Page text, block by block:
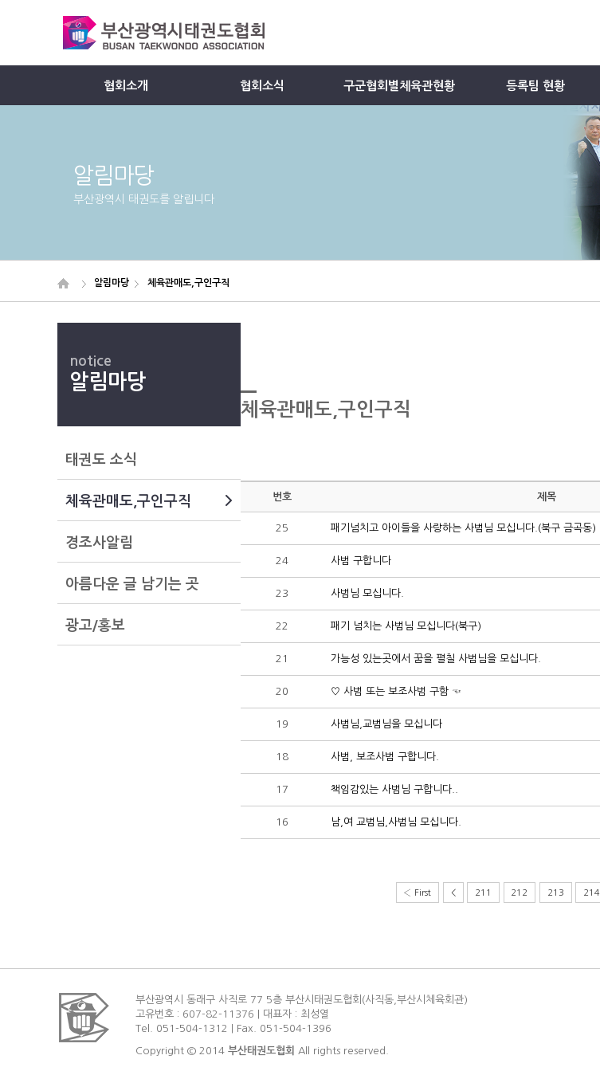
협회소개 협회소식 구군협회별체육관현황 등록팀 현황
알림마당
부산광역시 태권도를 알립니다
알림마당 체육관매도,구인구직
notice
알림마당
태권도 소식
체육관매도,구인구직
경조사알림
아름다운 글 남기는 곳
광고/홍보
체육관매도,구인구직
번호 제목
25 패기넘치고 아이들을 사랑하는 사범님 모십니다.(북구 금곡동)
24 사범 구합니다
23 사범님 모십니다.
22 패기 넘치는 사범님 모십니다(북구)
21 가능성 있는곳에서 꿈을 펼칠 사범님을 모십니다.
20 ♡ 사범 또는 보조사범 구함 ☜
19 사범님,교범님을 모십니다
18 사범, 보조사범 구합니다.
17 책임감있는 사범님 구합니다..
16 남,여 교범님,사범님 모십니다.
‹ First < 211 212 213 214
부산광역시 동래구 사직로 77 5층 부산시태권도협회(사직동,부산시체육회관)
고유번호 : 607-82-11376 | 대표자 : 최성열
Tel. 051-504-1312 | Fax. 051-504-1396
Copyright © 2014 부산태권도협회 All rights reserved.